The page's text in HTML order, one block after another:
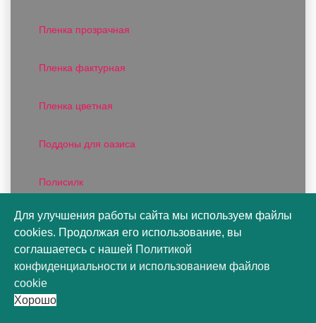
Пленка прозрачная
Пленка фактурная
Пленка цветная
Поддоны для оазиса
Полисилк
Продукция фирмы OASIS
Риббон
Для улучшения работы сайта мы используем файлы
cookies. Продолжая его использование, вы
соглашаетесь с нашей Политикой
конфиденциальности и использованием файлов
cookie
Хорошо